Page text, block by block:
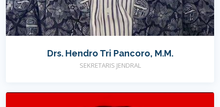
Drs. Hendro Tri Pancoro, M.M.
SEKRETARIS JENDRAL